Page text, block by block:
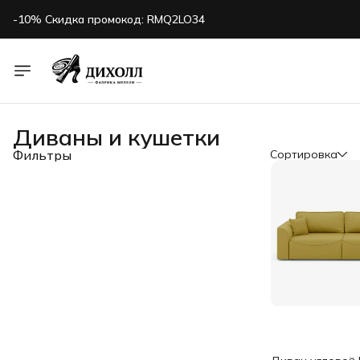
-10% Скидка промокод: RMQ2LO34
Диваны и кушетки
Фильтры Сортировка